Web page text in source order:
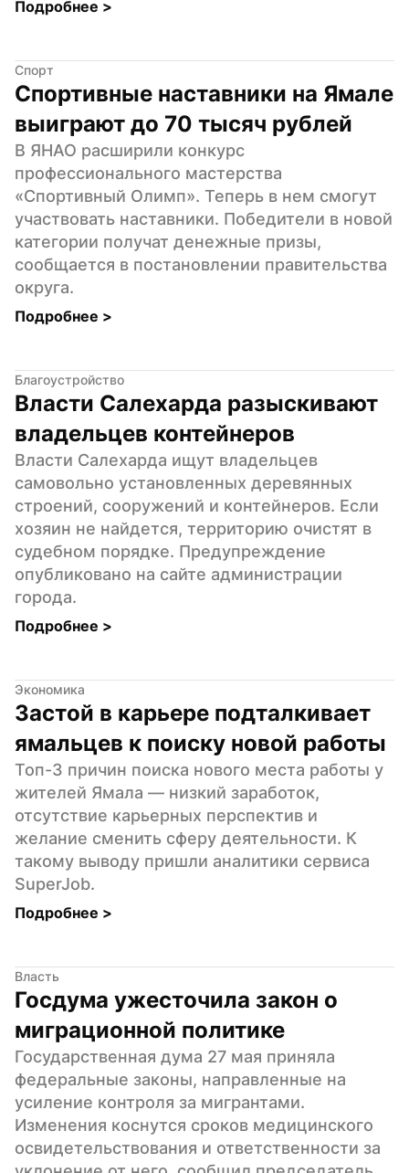
Подробнее >
Спорт
Спортивные наставники на Ямале
выиграют до 70 тысяч рублей
В ЯНАО расширили конкурс
профессионального мастерства
«Спортивный Олимп». Теперь в нем смогут
участвовать наставники. Победители в новой
категории получат денежные призы,
сообщается в постановлении правительства
округа.
Подробнее >
Благоустройство
Власти Салехарда разыскивают
владельцев контейнеров
Власти Салехарда ищут владельцев
самовольно установленных деревянных
строений, сооружений и контейнеров. Если
хозяин не найдется, территорию очистят в
судебном порядке. Предупреждение
опубликовано на сайте администрации
города.
Подробнее >
Экономика
Застой в карьере подталкивает
ямальцев к поиску новой работы
Топ-3 причин поиска нового места работы у
жителей Ямала — низкий заработок,
отсутствие карьерных перспектив и
желание сменить сферу деятельности. К
такому выводу пришли аналитики сервиса
SuperJob.
Подробнее >
Власть
Госдума ужесточила закон о
миграционной политике
Государственная дума 27 мая приняла
федеральные законы, направленные на
усиление контроля за мигрантами.
Изменения коснутся сроков медицинского
освидетельствования и ответственности за